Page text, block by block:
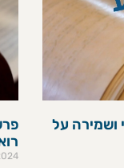
ושמירה על